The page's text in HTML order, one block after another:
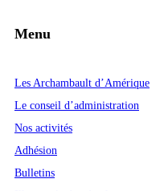
Menu
Les Archambault d’Amérique
Le conseil d’administration
Nos activités
Adhésion
Bulletins